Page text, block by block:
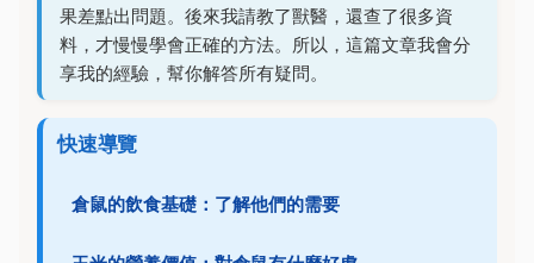
果差點出問題。後來我請教了獸醫，還查了很多資
料，才慢慢學會正確的方法。所以，這篇文章我會分
享我的經驗，幫你解答所有疑問。
快速導覽
倉鼠的飲食基礎：了解他們的需要